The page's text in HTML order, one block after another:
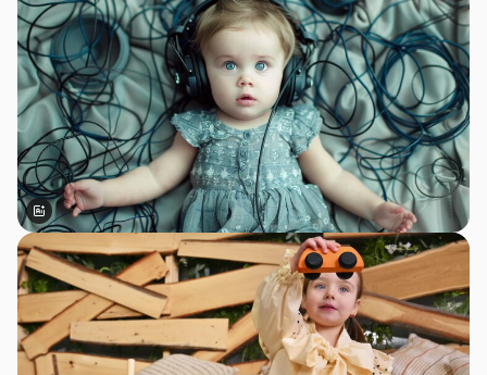
Сгенерировано с помощью ИИ